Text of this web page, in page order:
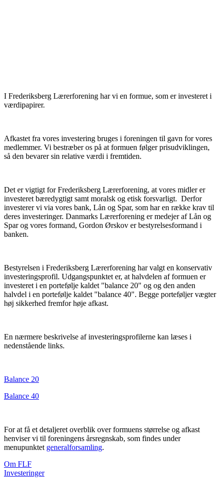
I Frederiksberg Lærerforening har vi en formue, som er investeret i
værdipapirer.
Afkastet fra vores investering bruges i foreningen til gavn for vores
medlemmer. Vi bestræber os på at formuen følger prisudviklingen,
så den bevarer sin relative værdi i fremtiden.
Det er vigtigt for Frederiksberg Lærerforening, at vores midler er
investeret bæredygtigt samt moralsk og etisk forsvarligt. Derfor
investerer vi via vores bank, Lån og Spar, som har en række krav til
deres investeringer. Danmarks Lærerforening er medejer af Lån og
Spar og vores formand, Gordon Ørskov er bestyrelsesformand i
banken.
Bestyrelsen i Frederiksberg Lærerforening har valgt en konservativ
investeringsprofil. Udgangspunktet er, at halvdelen af formuen er
investeret i en portefølje kaldet "balance 20" og og den anden
halvdel i en portefølje kaldet "balance 40". Begge porteføljer vægter
høj sikkerhed fremfor høje afkast.
En nærmere beskrivelse af investeringsprofilerne kan læses i
nedenstående links.
Balance 20
Balance 40
For at få et detaljeret overblik over formuens størrelse og afkast
henviser vi til foreningens årsregnskab, som findes under
menupunktet generalforsamling.
Om FLF
Investeringer